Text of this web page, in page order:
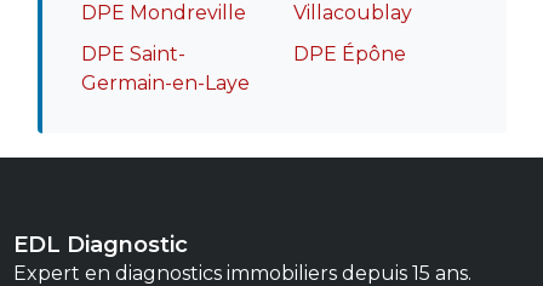
DPE Mondreville
DPE Saint-
Germain-en-Laye
Villacoublay
DPE Épône
EDL Diagnostic
Expert en diagnostics immobiliers depuis 15 ans.